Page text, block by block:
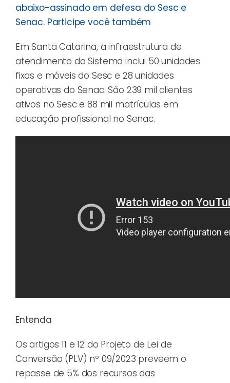
abaixo-assinado em defesa do Sesc e
Senac. Participe você também
Em Santa Catarina, a infraestrutura de
atendimento do Sistema inclui 50 unidades
fixas e móveis do Sesc e 28 unidades
operativas do Senac. São 239 mil clientes
ativos no Sesc e 88 mil matrículas em
educação profissional no Senac.
Entenda
Os artigos 11 e 12 do Projeto de Lei de
Conversão (PLV) nº 09/2023 preveem o
repasse de 5% dos recursos das